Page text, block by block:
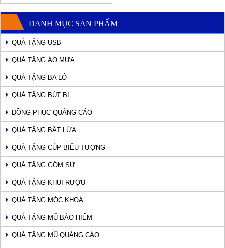
DANH MỤC SẢN PHẨM
QUÀ TẶNG USB
QUÀ TẶNG ÁO MƯA
QUÀ TẶNG BA LÔ
QUÀ TẶNG BÚT BI
ĐỒNG PHỤC QUẢNG CÁO
QUÀ TẶNG BẬT LỬA
QUÀ TẶNG CÚP BIỂU TƯỢNG
QUÀ TẶNG GỐM SỨ
QUÀ TẶNG KHUI RƯỢU
QUÀ TẶNG MÓC KHOÁ
QUÀ TẶNG MŨ BẢO HIỂM
QUÀ TẶNG MŨ QUẢNG CÁO